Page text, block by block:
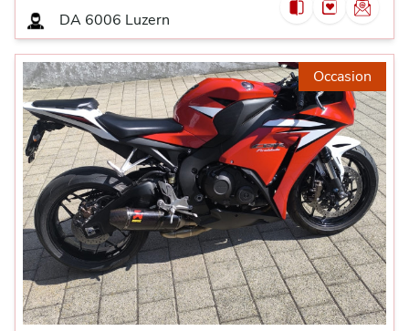
DA 6006 Luzern
Occasion